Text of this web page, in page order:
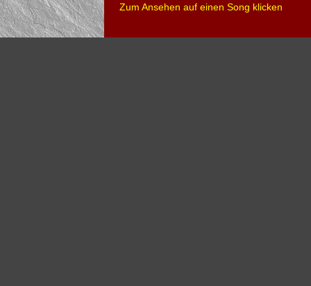
Zum Ansehen auf einen Song klicken